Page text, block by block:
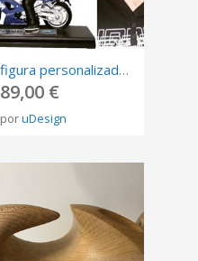
figura personalizada de fotos, 3D retrato Biscuit, muñeca de arte mini me personalizada
89,00 €
poruDesign